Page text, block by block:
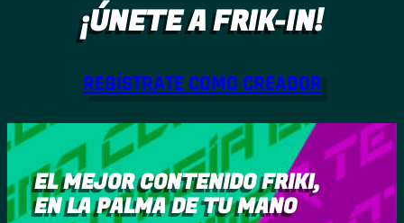
¡ÚNETE A FRIK-IN!
REGÍSTRATE COMO CREADOR
EL MEJOR CONTENIDO FRIKI,
EN LA PALMA DE TU MANO